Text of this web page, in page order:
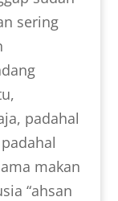
sering
padahal
makan
“ahsan